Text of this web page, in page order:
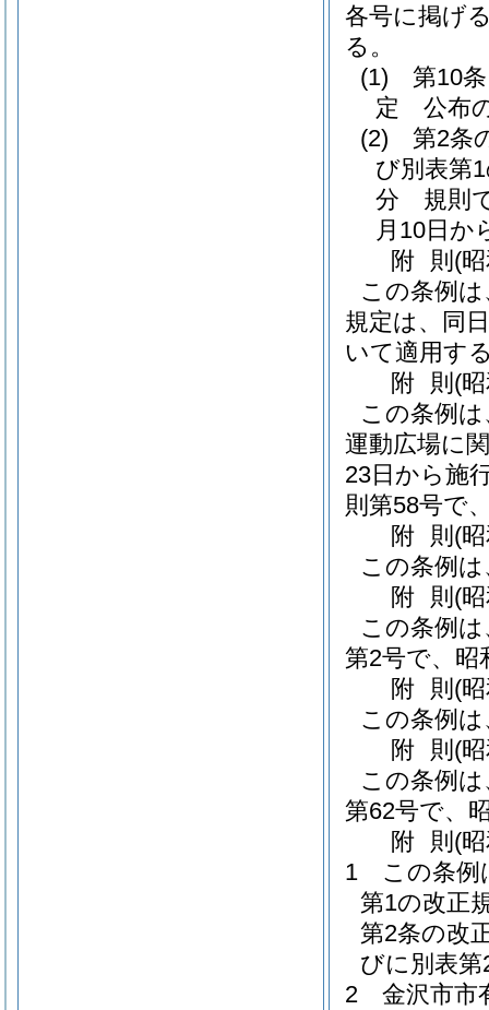
各号に掲げ
る。
(1)
第10
定 公布
(2)
第2条
び別表第
分 規則で
月10日か
附 則 (
この条例
規定は、同
いて適用す
附 則 (
この条例
運動広場に
23日から施
則第58号で
附 則 (
この条例
附 則 (
この条例
第2号で、昭
附 則 (
この条例
附 則 (
この条例
第62号で、
附 則 (
1
この条例
第1の改正
第2条の改
びに別表
2
金沢市市